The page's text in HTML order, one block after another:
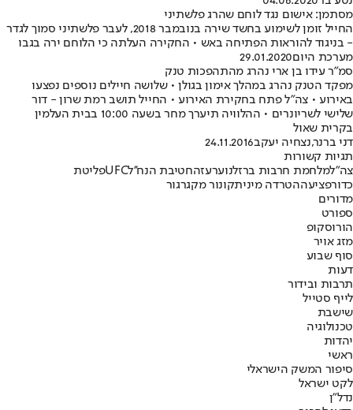
מסתמן: אישום נגד לוחם שהרג פלשתיני
החייל זומן לשימוע בחשד שירה בנובמבר 2018, לעבר פלשתיני סמוך לגדר
- בניגוד להוראות הפתיחה באש • החקירה העלתה כי הלוחם ירה בגבו
מערכת היום29.01.2020
סמ"ר עידו בן ארי נהרג מהתהפכות טנק
מפקד הטנק נהרג במהלך אימון בגולן • שלושה חיילים נוספים נפצעו
באירוע • צה"ל פתח בחקירת האירוע • החייל תושב רמת שרון - דור
שלישי לשריונרים • ההלוויה תיערך מחר בשעה 10:00 בבית העלמין
בקרית שאול
דני ברנר,נצחיה יעקב24.11.2016
תגיות קשורות
צה"למלחמת חרבות ברזלנוערעזהחטיבת הנח''לUFCפליטת
כדורפציעההטרדה מיניתקונור מקגרגור
מדורים
ספורט
הורוסקופ
מזג אויר
סוף שבוע
דעות
תרבות ובידור
לייף סטייל
שישבת
טכנולוגיה
יהדות
ראשי
סיפור המשק הישראלי
לקט ישראל
נדל"ן